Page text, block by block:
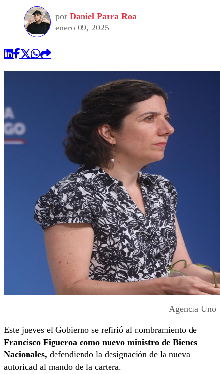
por Daniel Parra Roa
enero 09, 2025
Agencia Uno
Este jueves el Gobierno se refirió al nombramiento de
Francisco Figueroa como nuevo ministro de Bienes
Nacionales, defendiendo la designación de la nueva
autoridad al mando de la cartera.